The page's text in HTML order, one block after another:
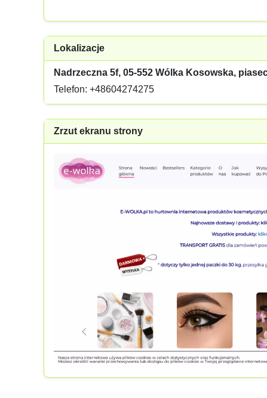
Lokalizacje
Nadrzeczna 5f, 05-552 Wólka Kosowska,
Telefon: +48604274275
Zrzut ekranu strony